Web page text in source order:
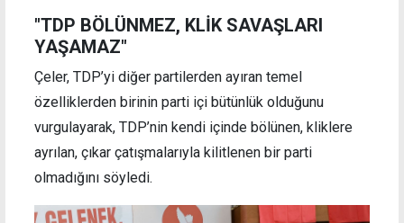
"TDP BÖLÜNMEZ, KLİK SAVAŞLARI
YAŞAMAZ"
Çeler, TDP’yi diğer partilerden ayıran temel
özelliklerden birinin parti içi bütünlük olduğunu
vurgulayarak, TDP’nin kendi içinde bölünen, kliklere
ayrılan, çıkar çatışmalarıyla kilitlenen bir parti
olmadığını söyledi.